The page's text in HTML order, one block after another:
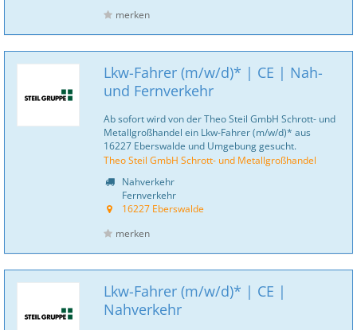
merken
Lkw-Fahrer (m/w/d)* | CE | Nah-
und Fernverkehr
Ab sofort wird von der Theo Steil GmbH Schrott- und
Metallgroßhandel ein Lkw-Fahrer (m/w/d)* aus
16227 Eberswalde und Umgebung gesucht.
Theo Steil GmbH Schrott- und Metallgroßhandel
Nahverkehr
Fernverkehr
16227 Eberswalde
merken
Lkw-Fahrer (m/w/d)* | CE |
Nahverkehr